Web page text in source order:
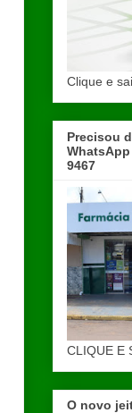
Clique e
Precisou
WhatsApp
9467
CLIQUE E
O novo